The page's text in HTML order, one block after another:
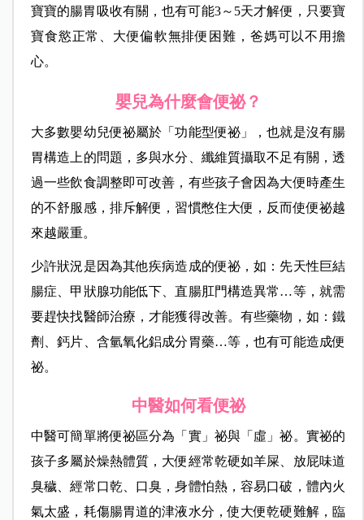
寶寶的腸胃吸收有關，也有可能3～5天才解便，只要寶
寶食慾正常、大便偏軟無排便困難，爸媽可以不用擔
心。
嬰兒為什麼會便祕？
大多數嬰幼兒便祕屬於「功能型便祕」，也就是沒有腸
胃構造上的問題，多與水分、纖維質攝取不足有關，透
過一些飲食調整即可改善，有些孩子會因為大便時產生
的不舒服感，排斥解便，習慣憋住大便，反而使便祕越
來越嚴重。
少許狀況是因為其他疾病造成的便祕，如：先天性巨結
腸症、甲狀腺功能低下、直腸肛門構造異常…等，就需
要趕快找醫師治療，才能獲得改善。有些藥物，如：鐵
劑、鈣片、含氫氧化鋁成分胃藥…等，也有可能造成便
祕。
中醫如何看便祕
中醫可簡單將便祕區分為「實」祕與「虛」祕。實祕的
孩子多屬於燥熱體質，大便經常乾硬如羊屎、放屁味道
臭穢、經常口乾、口臭，身體怕熱，容易口破，體內火
氣太盛，耗傷腸胃道的津液水分，使大便乾硬難解，臨